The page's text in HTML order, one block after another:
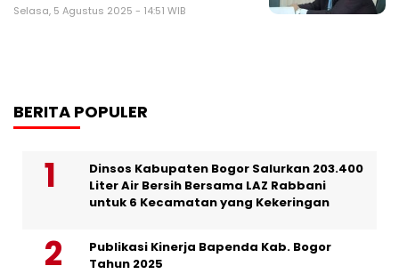
Selasa, 5 Agustus 2025 - 14:51 WIB
BERITA POPULER
Dinsos Kabupaten Bogor Salurkan 203.400
Liter Air Bersih Bersama LAZ Rabbani
untuk 6 Kecamatan yang Kekeringan
Publikasi Kinerja Bapenda Kab. Bogor
Tahun 2025